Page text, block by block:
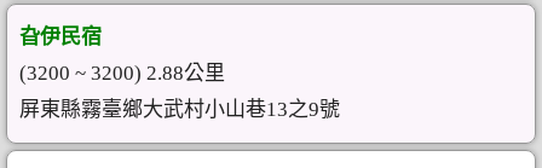
旮伊民宿
(3200 ~ 3200) 2.88公里
屏東縣霧臺鄉大武村小山巷13之9號